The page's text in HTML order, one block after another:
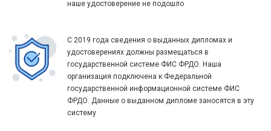
наше удостоверение не подошло
С 2019 года сведения о выданных дипломах и
удостоверениях должны размещаться в
государственной системе ФИС ФРДО. Наша
организация подключена к Федеральной
государственной информационной системе ФИС
ФРДО. Данные о выданном дипломе заносятся в эту
систему